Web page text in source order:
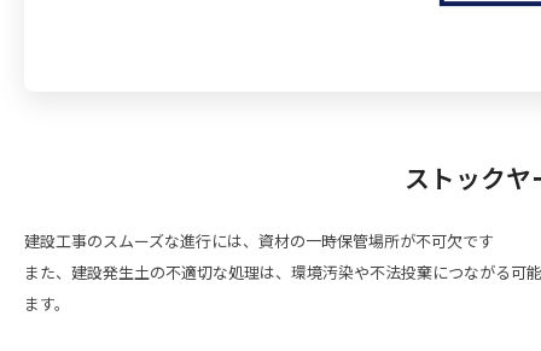
ストック
建設工事のスムーズな進行には、資材の一時保管場所が不可欠です
また、建設発生土の不適切な処理は、環境汚染や不法投棄につながる
ます。